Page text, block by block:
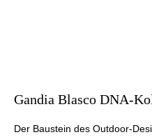
Gandia Blasco DNA-
Der Baustein des Outdoor-